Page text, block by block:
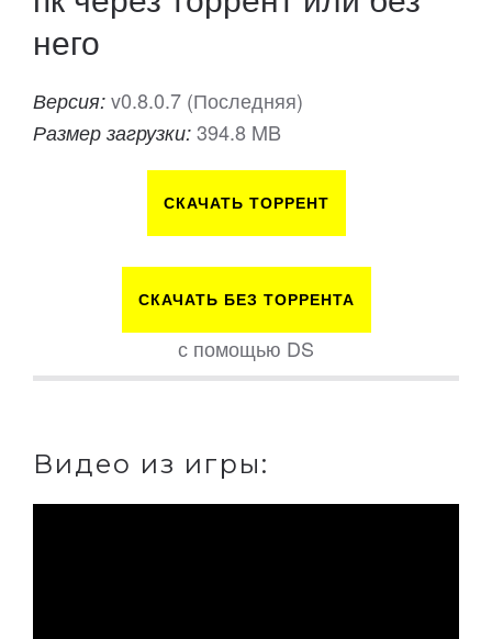
него
Версия: v0.8.0.7 (Последняя)
Размер загрузки: 394.8 MB
СКАЧАТЬ ТОРРЕНТ
СКАЧАТЬ БЕЗ ТОРРЕНТА
с помощью DS
Видео из игры: